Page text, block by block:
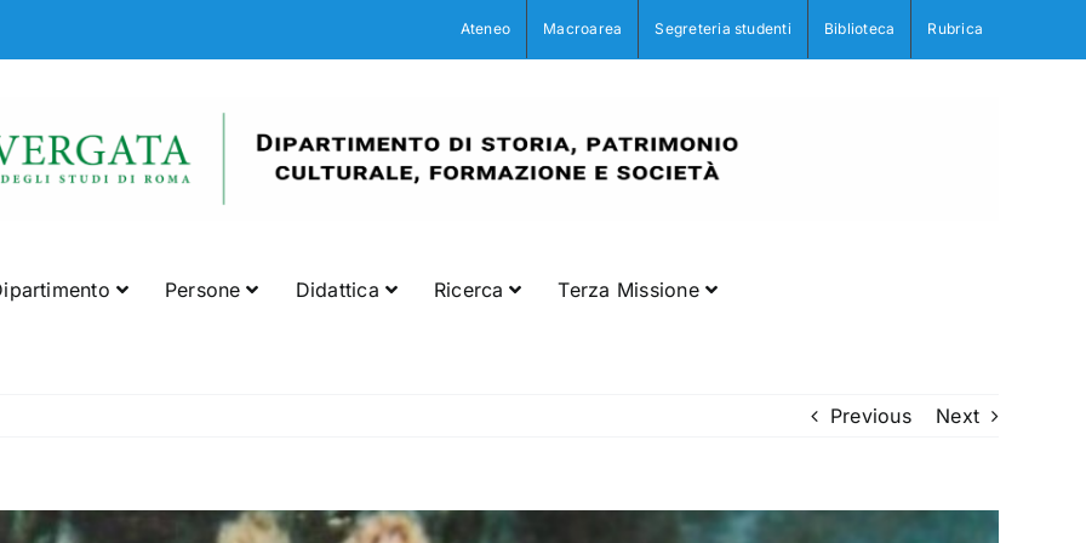
Ateneo Macroarea Segreteria studenti Biblioteca Rubrica
Persone Didattica Ricerca Terza Missione
Previous Next